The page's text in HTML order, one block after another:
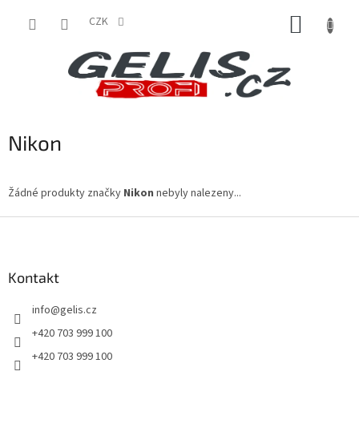
CZK
Nikon
Žádné produkty značky Nikon nebyly nalezeny...
Kontakt
info@gelis.cz
+420 703 999 100
+420 703 999 100